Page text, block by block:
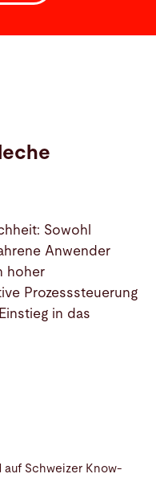
Sowohl
Anwender
hoher
Prozesssteuerung
in das
Schweizer Know-